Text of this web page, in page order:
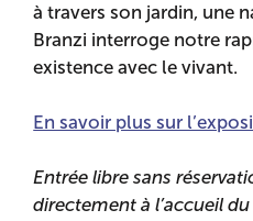
à travers son jardin, une
Branzi interroge notre
existence avec le vivant.
En savoir plus sur
Entrée libre sans
directement à l’accueil